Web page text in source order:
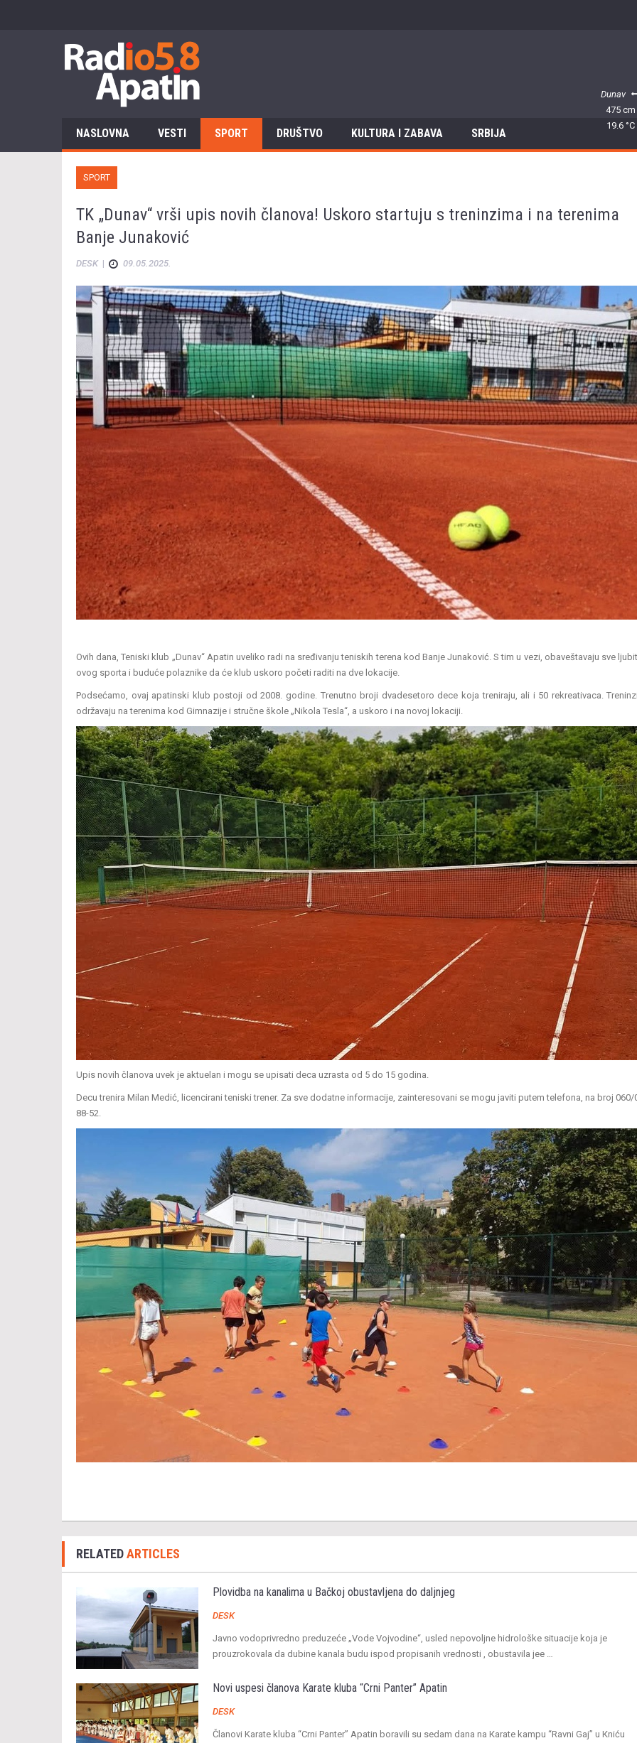
Dunav
475 cm
19.6 °C
NASLOVNA VESTI SPORT DRUŠTVO KULTURA I ZABAVA SRBIJA
SPORT
TK „Dunav“ vrši upis novih članova! Uskoro startuju s treninzima i na terenima
Banje Junaković
DESK| 09.05.2025.
Ovih dana, Teniski klub „Dunav“ Apatin uveliko radi na sređivanju teniskih terena kod Banje Junaković. S tim u vezi, obaveštavaju sve
ovog sporta i buduće polaznike da će klub uskoro početi raditi na dve lokacije.
Podsećamo, ovaj apatinski klub postoji od 2008. godine. Trenutno broji dvadesetoro dece koja treniraju, ali i 50 rekreativaca.
održavaju na terenima kod Gimnazije i stručne škole „Nikola Tesla“, a uskoro i na novoj lokaciji.
Upis novih članova uvek je aktuelan i mogu se upisati deca uzrasta od 5 do 15 godina.
Decu trenira Milan Medić, licencirani teniski trener. Za sve dodatne informacije, zainteresovani se mogu javiti putem telefona, na broj 060/
88-52.
RELATEDARTICLES
Plovidba na kanalima u Bačkoj obustavljena do daljnjeg
DESK
Javno vodoprivredno preduzeće „Vode Vojvodine“, usled nepovoljne hidrološke situacije koja je
prouzrokovala da dubine kanala budu ispod propisanih vrednosti , obustavila jee …
Novi uspesi članova Karate kluba “Crni Panter” Apatin
DESK
Članovi Karate kluba “Crni Panter” Apatin boravili su sedam dana na Кarate kampu “Ravni Gaj” u Кniću